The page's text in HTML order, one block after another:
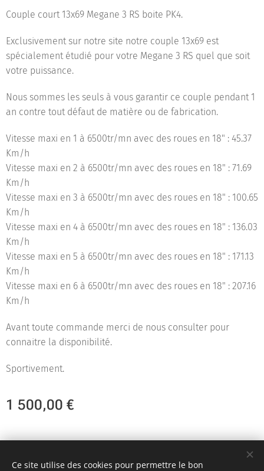
Couple court 13x69 Megane 3 RS boite PK4.
Exclusivement sur notre site notre couple 13x69 est
spécialement étudié pour votre Megane 3 RS quel que soit
votre puissance.
Nous sommes les seuls à vous garantir ce couple pendant 1
an contre tout défaut de matière ou de fabrication.
Vitesse maxi en 1 à 6500tr/mn avec des roues en 18" : 45.37
Km/h
Vitesse maxi en 2 à 6500tr/mn avec des roues en 18" : 71.69
Km/h
Vitesse maxi en 3 à 6500tr/mn avec des roues en 18" : 100.65
Km/h
Vitesse maxi en 4 à 6500tr/mn avec des roues en 18" : 136.03
Km/h
Vitesse maxi en 5 à 6500tr/mn avec des roues en 18" : 171.13
Km/h
Vitesse maxi en 6 à 6500tr/mn avec des roues en 18" : 207.16
Km/h
Avant toute commande merci de nous consulter pour
connaitre la disponibilité.
Sportivement.
1 500,00 €
Team KR Autosport - Création originale 2D Unlimited © 2018
Ce site utilise des cookies pour permettre le bon